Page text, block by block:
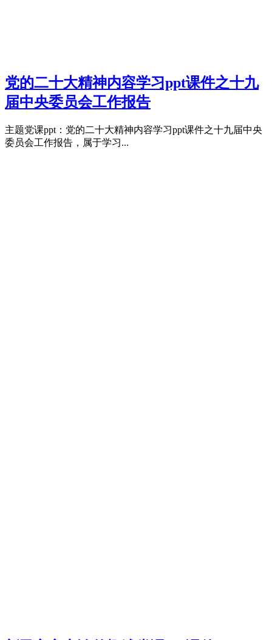
党的二十大精神内容学习ppt课件之十九
届中央委员会工作报告
主题党课ppt：党的二十大精神内容学习ppt课件之十九届中央
委员会工作报告，属于学习...